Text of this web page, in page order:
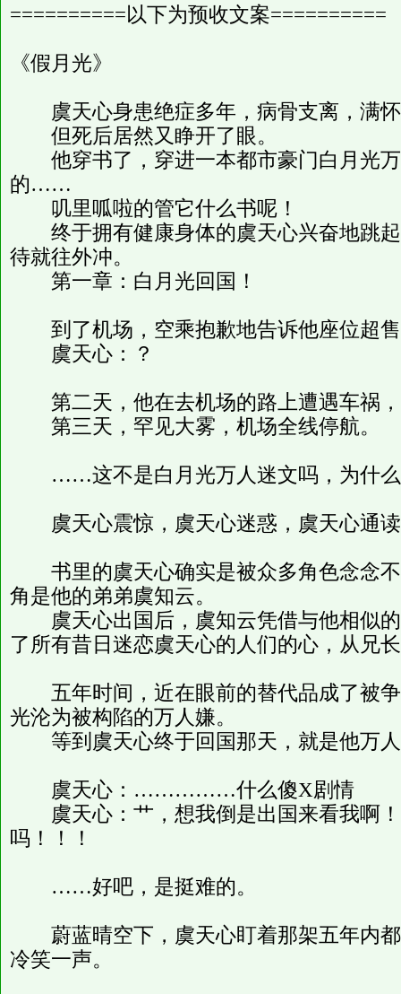
==========以下为预收文案==========
《假月光》
虞天心身患绝症多年，病骨支离，满怀
但死后居然又睁开了眼。
他穿书了，穿进一本都市豪门白月光万
的……
叽里呱啦的管它什么书呢！
终于拥有健康身体的虞天心兴奋地跳起
待就往外冲。
第一章：白月光回国！
到了机场，空乘抱歉地告诉他座位超售
虞天心：？
第二天，他在去机场的路上遭遇车祸，
第三天，罕见大雾，机场全线停航。
……这不是白月光万人迷文吗，为什么
虞天心震惊，虞天心迷惑，虞天心通
书里的虞天心确实是被众多角色念念不
角是他的弟弟虞知云。
虞天心出国后，虞知云凭借与他相似的
了所有昔日迷恋虞天心的人们的心，从兄
五年时间，近在眼前的替代品成了被争
光沦为被构陷的万人嫌。
等到虞天心终于回国那天，就是他万人
虞天心：……………什么傻X剧情
虞天心：艹，想我倒是出国来看我啊！
吗！！！
……好吧，是挺难的。
蔚蓝晴空下，虞天心盯着那架五年内都
冷笑一声。